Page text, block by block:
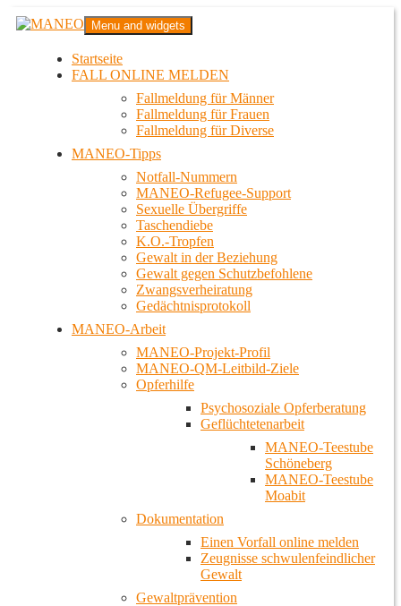
Zum
InhaltMANEO
Das schwule Anti-Gewalt-Projekt in Berlin
Menu and widgets
Startseite
FALL ONLINE MELDEN
Fallmeldung für Männer
Fallmeldung für Frauen
Fallmeldung für Diverse
MANEO-Tipps
Notfall-Nummern
MANEO-Refugee-Support
Sexuelle Übergriffe
Taschendiebe
K.O.-Tropfen
Gewalt in der Beziehung
Gewalt gegen Schutzbefohlene
Zwangsverheiratung
Gedächtnisprotokoll
MANEO-Arbeit
MANEO-Projekt-Profil
MANEO-QM-Leitbild-Ziele
Opferhilfe
Psychosoziale Opferberatung
Geflüchtetenarbeit
MANEO-Teestube
Schöneberg
MANEO-Teestube
Moabit
Dokumentation
Einen Vorfall online melden
Zeugnisse schwulenfeindlicher
Gewalt
Gewaltprävention